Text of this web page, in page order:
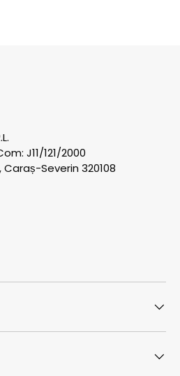
J11/121/2000
Caraș-Severin 320108